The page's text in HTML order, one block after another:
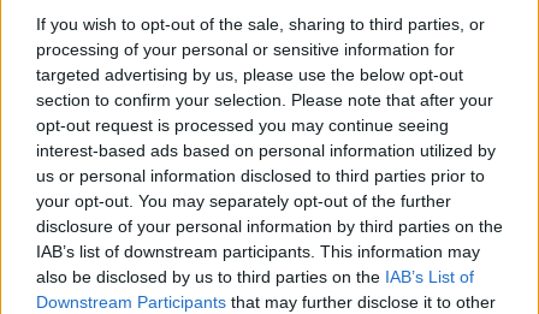
If you wish to opt-out of the sale, sharing to third parties, or
processing of your personal or sensitive information for
targeted advertising by us, please use the below opt-out
section to confirm your selection. Please note that after your
opt-out request is processed you may continue seeing
interest-based ads based on personal information utilized by
us or personal information disclosed to third parties prior to
your opt-out. You may separately opt-out of the further
disclosure of your personal information by third parties on the
IAB’s list of downstream participants. This information may
also be disclosed by us to third parties on the IAB’s List of
Downstream Participants that may further disclose it to other
pattinaggio su ghiaccio
varese ghiaccio
Oggiona con santo stefano
varese
Leggi l'articolo:
Pattinaggio Artistico, fine settimana ricco di
soddisfazioni per il Varesotto